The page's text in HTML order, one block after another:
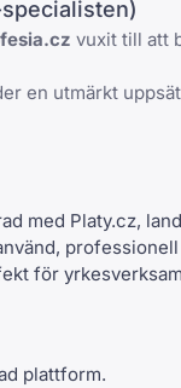
vuxit till att
en utmärkt
med Platy.cz,
för
plattform.